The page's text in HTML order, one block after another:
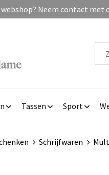
webshop? Neem contact
Tassen Sport
Schrijfwaren